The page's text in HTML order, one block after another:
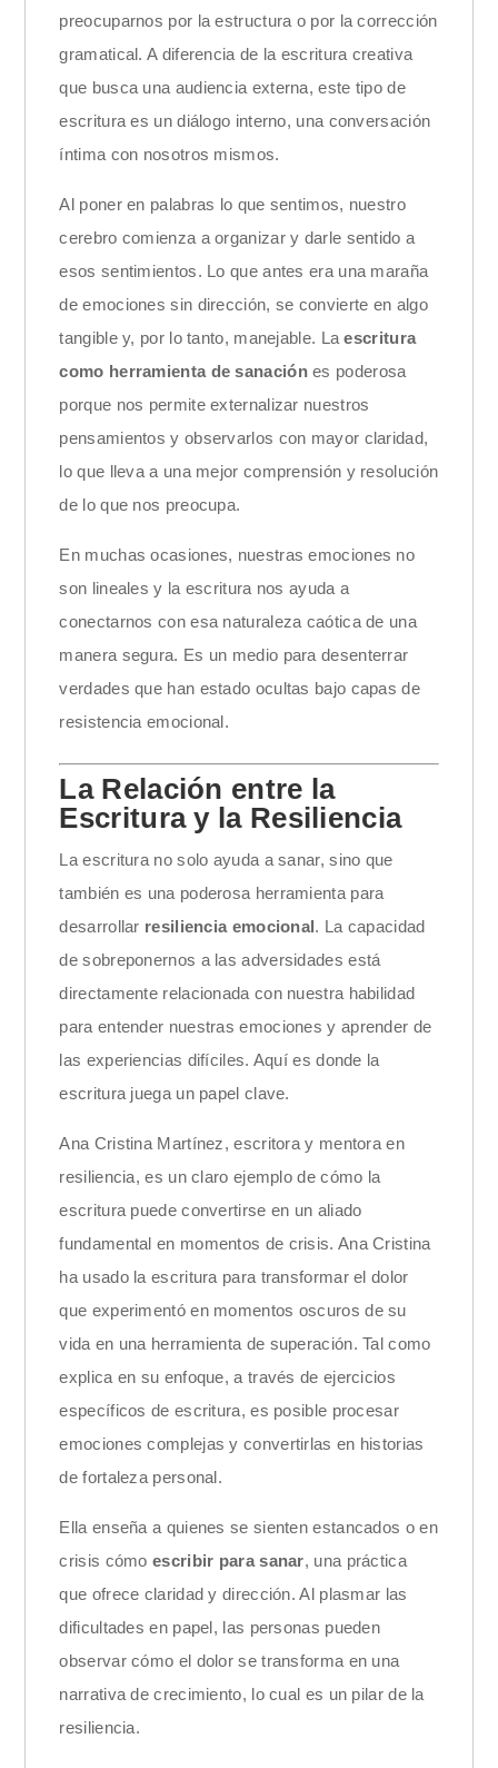
preocuparnos por la estructura o por la corrección
gramatical. A diferencia de la escritura creativa
que busca una audiencia externa, este tipo de
escritura es un diálogo interno, una conversación
íntima con nosotros mismos.
Al poner en palabras lo que sentimos, nuestro
cerebro comienza a organizar y darle sentido a
esos sentimientos. Lo que antes era una maraña
de emociones sin dirección, se convierte en algo
tangible y, por lo tanto, manejable. Laescritura
como herramienta de sanaciónes poderosa
porque nos permite externalizar nuestros
pensamientos y observarlos con mayor claridad,
lo que lleva a una mejor comprensión y resolución
de lo que nos preocupa.
En muchas ocasiones, nuestras emociones no
son lineales y la escritura nos ayuda a
conectarnos con esa naturaleza caótica de una
manera segura. Es un medio para desenterrar
verdades que han estado ocultas bajo capas de
resistencia emocional.
La Relación entre la
Escritura y la Resiliencia
La escritura no solo ayuda a sanar, sino que
también es una poderosa herramienta para
desarrollar resiliencia emocional. La capacidad
de sobreponernos a las adversidades está
directamente relacionada con nuestra habilidad
para entender nuestras emociones y aprender de
las experiencias difíciles. Aquí es donde la
escritura juega un papel clave.
Ana Cristina Martínez, escritora y mentora en
resiliencia, es un claro ejemplo de cómo la
escritura puede convertirse en un aliado
fundamental en momentos de crisis. Ana Cristina
ha usado la escritura para transformar el dolor
que experimentó en momentos oscuros de su
vida en una herramienta de superación. Tal como
explica en su enfoque, a través de ejercicios
específicos de escritura, es posible procesar
emociones complejas y convertirlas en historias
de fortaleza personal.
Ella enseña a quienes se sienten estancados o en
crisis cómoescribir para sanar, una práctica
que ofrece claridad y dirección. Al plasmar las
dificultades en papel, las personas pueden
observar cómo el dolor se transforma en una
narrativa de crecimiento, lo cual es un pilar de la
resiliencia.